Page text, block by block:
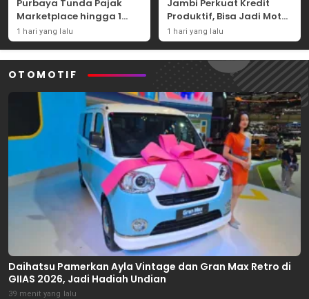
Purbaya Tunda Pajak
Marketplace hingga 1
November 2026
1 hari yang lalu
Jambi Perkuat Kredit
Produktif, Bisa Jadi Motor
Ekonomi Daerah
1 hari yang lalu
OTOMOTIF
Daihatsu Pamerkan Ayla Vintage dan Gran Max Retro di
GIIAS 2026, Jadi Hadiah Undian
39 menit yang lalu